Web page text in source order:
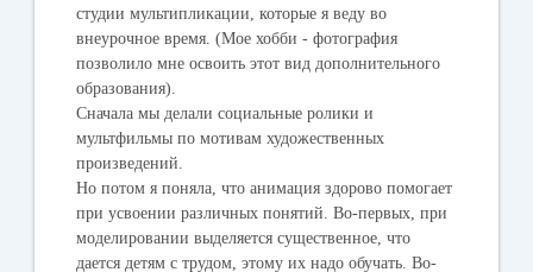
студии мультипликации, которые я веду во
внеурочное время. (Мое хобби - фотография
позволило мне освоить этот вид дополнительного
образования).
Сначала мы делали социальные ролики и
мультфильмы по мотивам художественных
произведений.
Но потом я поняла, что анимация здорово помогает
при усвоении различных понятий. Во-первых, при
моделировании выделяется существенное, что
дается детям с трудом, этому их надо обучать. Во-